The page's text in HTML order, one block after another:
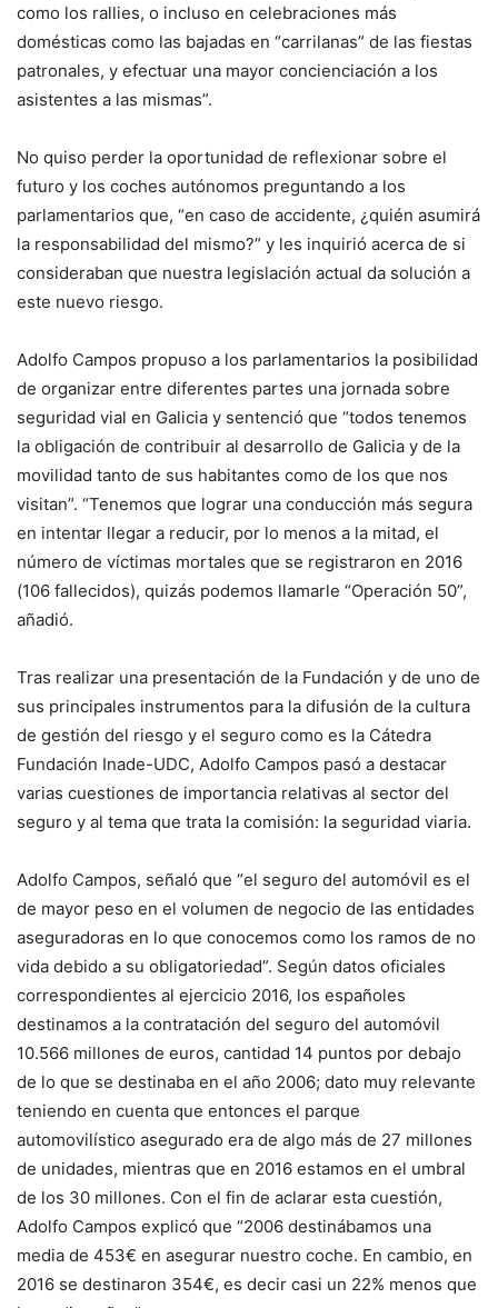
como los rallies, o incluso en celebraciones más
domésticas como las bajadas en “carrilanas” de las fiestas
patronales, y efectuar una mayor concienciación a los
asistentes a las mismas”.
No quiso perder la oportunidad de reflexionar sobre el
futuro y los coches autónomos preguntando a los
parlamentarios que, “en caso de accidente, ¿quién asumirá
la responsabilidad del mismo?” y les inquirió acerca de si
consideraban que nuestra legislación actual da solución a
este nuevo riesgo.
Adolfo Campos propuso a los parlamentarios la posibilidad
de organizar entre diferentes partes una jornada sobre
seguridad vial en Galicia y sentenció que “todos tenemos
la obligación de contribuir al desarrollo de Galicia y de la
movilidad tanto de sus habitantes como de los que nos
visitan”. “Tenemos que lograr una conducción más segura
en intentar llegar a reducir, por lo menos a la mitad, el
número de víctimas mortales que se registraron en 2016
(106 fallecidos), quizás podemos llamarle “Operación 50”,
añadió.
Tras realizar una presentación de la Fundación y de uno de
sus principales instrumentos para la difusión de la cultura
de gestión del riesgo y el seguro como es la Cátedra
Fundación Inade-UDC, Adolfo Campos pasó a destacar
varias cuestiones de importancia relativas al sector del
seguro y al tema que trata la comisión: la seguridad viaria.
Adolfo Campos, señaló que “el seguro del automóvil es el
de mayor peso en el volumen de negocio de las entidades
aseguradoras en lo que conocemos como los ramos de no
vida debido a su obligatoriedad”. Según datos oficiales
correspondientes al ejercicio 2016, los españoles
destinamos a la contratación del seguro del automóvil
10.566 millones de euros, cantidad 14 puntos por debajo
de lo que se destinaba en el año 2006; dato muy relevante
teniendo en cuenta que entonces el parque
automovilístico asegurado era de algo más de 27 millones
de unidades, mientras que en 2016 estamos en el umbral
de los 30 millones. Con el fin de aclarar esta cuestión,
Adolfo Campos explicó que “2006 destinábamos una
media de 453€ en asegurar nuestro coche. En cambio, en
2016 se destinaron 354€, es decir casi un 22% menos que